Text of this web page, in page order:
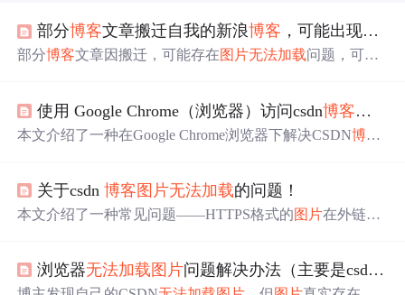
部分博客文章搬迁自我的新浪博客 ，可能出现图片
部分博客文章因搬迁，可能存在图片无法加载问题，可通
使用 Google Chrome（浏览器）访问csdn博客时
本文介绍了一种在Google Chrome浏览器下解决CSDN博客
片 显示问题。
关于csdn博客图片无法加载的问题！
本文介绍了一种常见问题——HTTPS格式的图片在外链中
浏览器无法加载图片问题解决办法（主要是csdn 博